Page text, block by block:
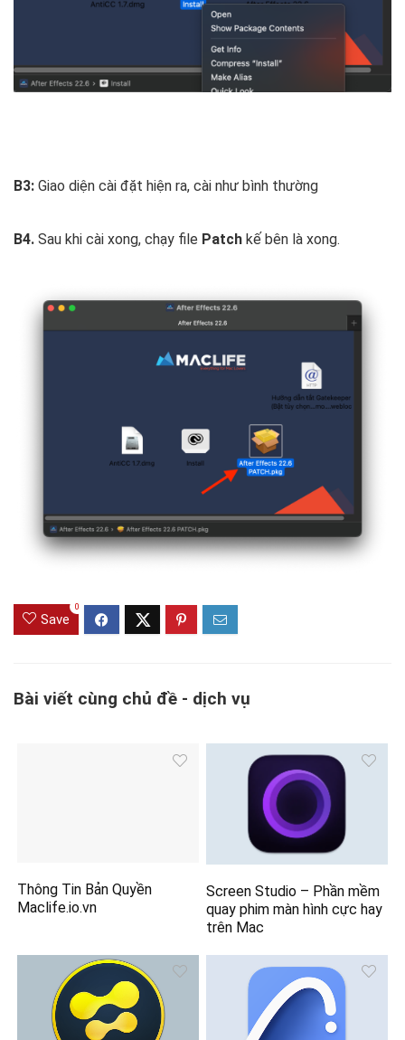
B3: Giao diện cài đặt hiện ra, cài như bình thường
B4. Sau khi cài xong, chạy file Patch kế bên là xong.
Save
0
Bài viết cùng chủ đề - dịch vụ
Thông Tin Bản Quyền
Maclife.io.vn
Screen Studio – Phần mềm
quay phim màn hình cực hay
trên Mac